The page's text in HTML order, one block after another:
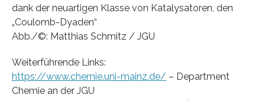
dank der neuartigen Klasse von Katalysatoren, den
„Coulomb-Dyaden“
Abb./©: Matthias Schmitz / JGU
Weiterführende Links:
https://www.chemie.uni-mainz.de/ – Department
Chemie an der JGU